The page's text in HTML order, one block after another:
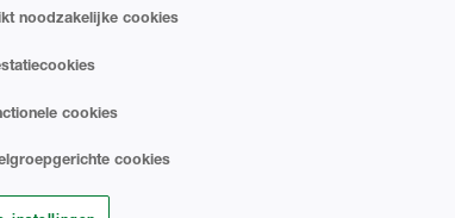
persoonsgegevens die we van u
van ons te ontvangen door
voorkeuren bij te werken of een
met ons opnemen via de onderstaande
noodzakelijke cookies
cookies
cookies